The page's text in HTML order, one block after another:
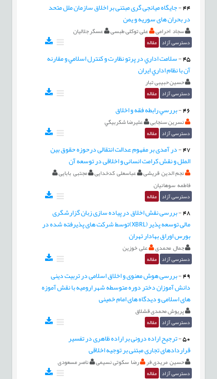
44
-جایگاه میانجی گری مبتنی بر اخلاق سازمان ملل متحد
در بحران های سوریه و یمن
سجاد احرامی علی توکلی طبسی عسگر جلالیان
دسترسی آزاد مقاله
45
-سلامت اداري در پرتو نظارت و كنترل اسلامي و مقارنه
آن با نظام اداري ايران
حسین حبیبی تبار
دسترسی آزاد مقاله
46
-بررسي رابطه فقه و اخلاق
نسرین سنجابی عليرضا شكربيگي
دسترسی آزاد مقاله
47
-در آمدی بر مفهوم عدالت انتقالی درحوزه حقوق بین
الملل و نقش کرامت انسانی و اخلاقی در توسعه آن
نجم الدین قریشی عباسعلی کدخدایی مجتبی بابایی
فاطمه سوهانیان
دسترسی آزاد مقاله
48
-بررسی نقش اخلاق در پیاده سازی زبان گزارشگری
مالی توسعه پذیر (XBRL)توسط شرکت های پذیرفته شده در
بورس اوراق بهادار تهران
جمال محمدی علی خوزین
دسترسی آزاد مقاله
49
-بررسی هوش معنوی و اخلاق اسلامی در تربیت دینی
دانش آموزان دختر دوره متوسطه شهر ارومیه با نقش آموزه
های اسلامی و دیدگاه های امام خمینی
پریوش محمدی قشلاق
دسترسی آزاد مقاله
50
-ترجیح اراده درونی بر اراده ظاهری در تفسیر
قراردادهای تجاری مبتنی بر توجیه اخلاقی
حسین مریدی فر رضا سکوتی نسیمی ناصر مسعودی
دسترسی آزاد مقاله